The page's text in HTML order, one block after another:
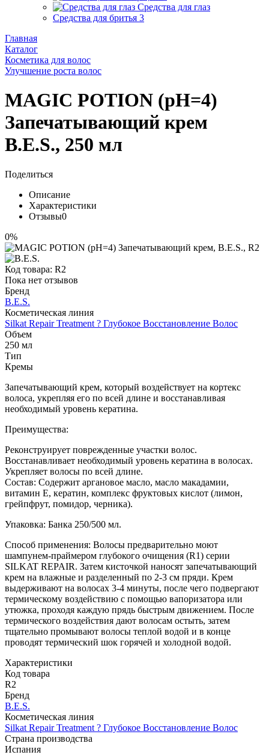
Средства для глаз
Средства для бритья 3
Главная
Каталог
Косметика для волос
Улучшение роста волос
MAGIC POTION (pH=4)
Запечатывающий крем
B.E.S., 250 мл
Поделиться
Описание
Характеристики
Отзывы0
0%
Код товара: R2
Пока нет отзывов
Бренд
B.E.S.
Косметическая линия
Silkat Repair Treatment ? Глубокое Восстановление Волос
Объем
250 мл
Тип
Кремы
Запечатывающий крем, который воздействует на кортекс
волоса, укрепляя его по всей длине и восстанавливая
необходимый уровень кератина.
Преимущества:
Реконструирует поврежденные участки волос.
Восстанавливает необходимый уровень кератина в волосах.
Укрепляет волосы по всей длине.
Состав: Содержит аргановое масло, масло макадамии,
витамин Е, кератин, комплекс фруктовых кислот (лимон,
грейпфрут, помидор, черника).
Упаковка: Банка 250/500 мл.
Способ применения: Волосы предварительно моют
шампунем-праймером глубокого очищения (R1) серии
SILKAT REPAIR. Затем кисточкой наносят запечатывающий
крем на влажные и разделенный по 2-3 см пряди. Крем
выдерживают на волосах 3-4 минуты, после чего подвергают
термическому воздействию с помощью вапоризатора или
утюжка, проходя каждую прядь быстрым движением. После
термического воздействия дают волосам остыть, затем
тщательно промывают волосы теплой водой и в конце
проводят термический шок горячей и холодной водой.
Характеристики
Код товара
R2
Бренд
B.E.S.
Косметическая линия
Silkat Repair Treatment ? Глубокое Восстановление Волос
Страна производства
Испания